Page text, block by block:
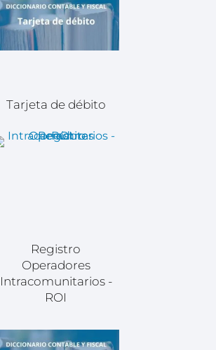
Tarjeta de débito
Registro
Operadores
Intracomunitarios -
ROI